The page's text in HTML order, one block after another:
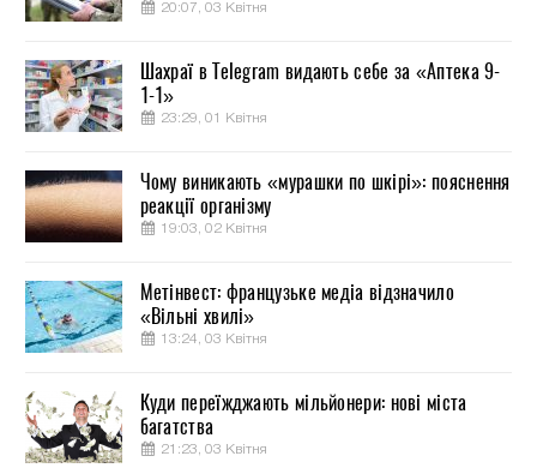
20:07, 03 Квітня
Шахраї в Telegram видають себе за «Аптека 9-
1-1»
23:29, 01 Квітня
Чому виникають «мурашки по шкірі»: пояснення
реакції організму
19:03, 02 Квітня
Метінвест: французьке медіа відзначило
«Вільні хвилі»
13:24, 03 Квітня
Куди переїжджають мільйонери: нові міста
багатства
21:23, 03 Квітня